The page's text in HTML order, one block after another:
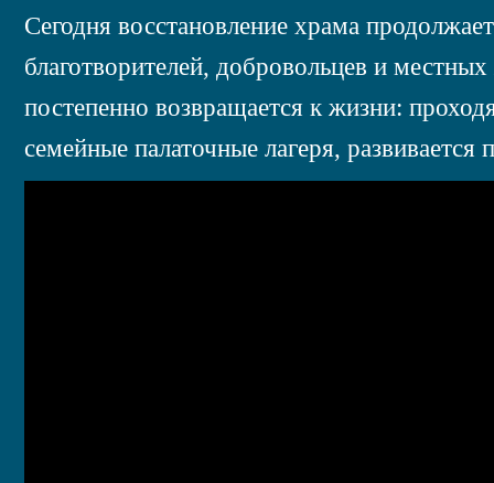
Сегодня восстановление храма
благотворителей, добровольцев и
постепенно возвращается к жизни:
семейные палаточные лагеря, развивается